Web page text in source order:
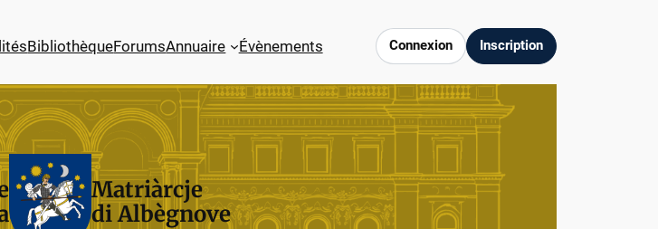
BibliothèqueForumsAnnuaire Évènements Connexion Inscription
Matriàrcje
di Albègnove